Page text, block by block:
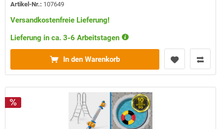
Artikel-Nr.: 107649
Versandkostenfreie Lieferung!
Lieferung in ca. 3-6 Arbeitstagen
In den Warenkorb